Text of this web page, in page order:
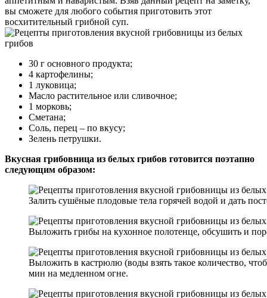
вы сможете для любого события приготовить этот
восхитительный грибной суп.
30 г основного продукта;
4 картофелины;
1 луковица;
Масло растительное или сливочное;
1 морковь;
Сметана;
Соль, перец – по вкусу;
Зелень петрушки.
Вкусная грибовница из белых грибов готовится поэтапно
следующим образом:
Залить сушёные плодовые тела горячей водой и дать
Выложить грибы на кухонное полотенце, обсушить и
Выложить в кастрюлю (воды взять такое количество,
мин на медленном огне.